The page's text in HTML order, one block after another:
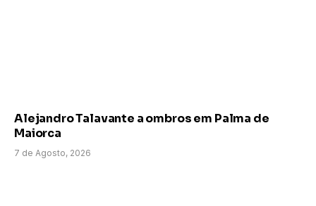
Alejandro Talavante a ombros em Palma de
Maiorca
7 de Agosto, 2026